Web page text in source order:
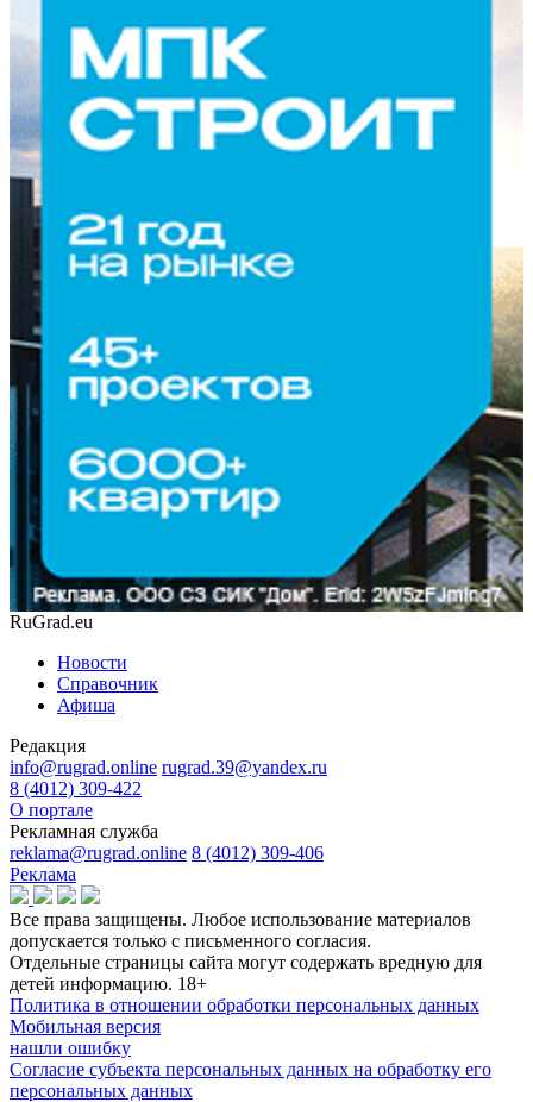
RuGrad.eu
Новости
Справочник
Афиша
Редакция
info@rugrad.online rugrad.39@yandex.ru
8 (4012) 309-422
О портале
Рекламная служба
reklama@rugrad.online 8 (4012) 309-406
Реклама
Все права защищены. Любое использование материалов
допускается только с письменного согласия.
Отдельные страницы сайта могут содержать вредную для
детей информацию. 18+
Политика в отношении обработки персональных данных
Мобильная версия
нашли ошибку
Согласие субъекта персональных данных на обработку его
персональных данных